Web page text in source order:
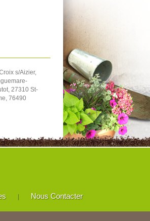
s/Aizier,
27310 St-
76490
Nous Contacter